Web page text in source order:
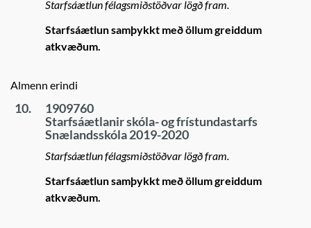
Starfsáætlun félagsmiðstöðvar lögð fram.
Starfsáætlun samþykkt með öllum greiddum
atkvæðum.
Almenn erindi
10.
1909760
Starfsáætlanir skóla- og frístundastarfs
Snælandsskóla 2019-2020
Starfsáætlun félagsmiðstöðvar lögð fram.
Starfsáætlun samþykkt með öllum greiddum
atkvæðum.